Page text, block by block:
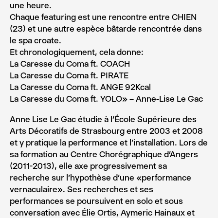
une heure.
Chaque featuring est une rencontre entre CHIEN
(23) et une autre espèce bâtarde rencontrée dans
le spa croate.
Et chronologiquement, cela donne:
La Caresse du Coma ft. COACH
La Caresse du Coma ft. PIRATE
La Caresse du Coma ft. ANGE 92Kcal
La Caresse du Coma ft. YOLO» – Anne-Lise Le Gac
Anne Lise Le Gac étudie à l’École Supérieure des
Arts Décoratifs de Strasbourg entre 2003 et 2008
et y pratique la performance et l’installation. Lors de
sa formation au Centre Chorégraphique d’Angers
(2011-2013), elle axe progressivement sa
recherche sur l’hypothèse d’une «performance
vernaculaire». Ses recherches et ses
performances se poursuivent en solo et sous
conversation avec Élie Ortis, Aymeric Hainaux et